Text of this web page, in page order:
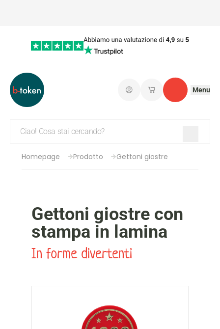
ConnettiI miei carrelli salvati
Contatto
Menu
Homepage Prodotto Gettoni giostre
Gettoni giostre con
stampa in lamina
In forme divertenti